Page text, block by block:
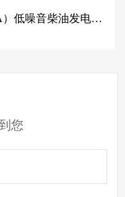
大型发电机组 1500KW（1875KVA）低噪音柴油发电机组 潍柴动力 WEICHAI
您